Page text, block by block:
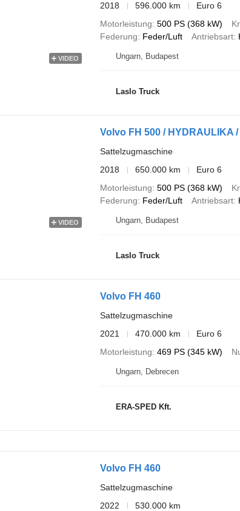
VIDEO
2018
596.000 km
Euro 6
Motorleistung 500 PS (368 kW)
Federung
Feder/Luft Antriebsart
Ungarn, Budapest
Laslo Truck
VIDEO
Volvo FH 500 / HYDRAULIKA
Sattelzugmaschine
2018
650.000 km
Euro 6
Motorleistung 500 PS (368 kW)
Federung
Feder/Luft Antriebsart
Ungarn, Budapest
Laslo Truck
Volvo FH 460
Sattelzugmaschine
2021
470.000 km
Euro 6
Motorleistung 469 PS (345 kW)
Ungarn, Debrecen
ERA-SPED Kft.
Volvo FH 460
Sattelzugmaschine
2022
530.000 km